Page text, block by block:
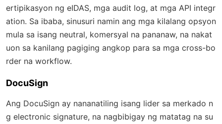
ertipikasyon ng eIDAS, mga audit log, at mga API integr
ation. Sa ibaba, sinusuri namin ang mga kilalang opsyon
mula sa isang neutral, komersyal na pananaw, na nakat
uon sa kanilang pagiging angkop para sa mga cross-bo
rder na workflow.
DocuSign
Ang DocuSign ay nananatiling isang lider sa merkado n
g electronic signature, na nagbibigay ng matatag na su